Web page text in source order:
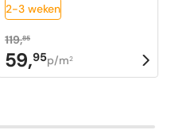
2-3 weken
119,85
Oorspronkelijke
prijs
59,95
Huidige
prijs
p/m2